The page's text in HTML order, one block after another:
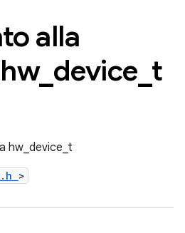
alla
_ device t
hw_device_t
>